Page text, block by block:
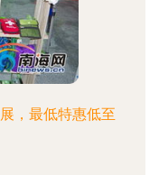
，最低特惠低至